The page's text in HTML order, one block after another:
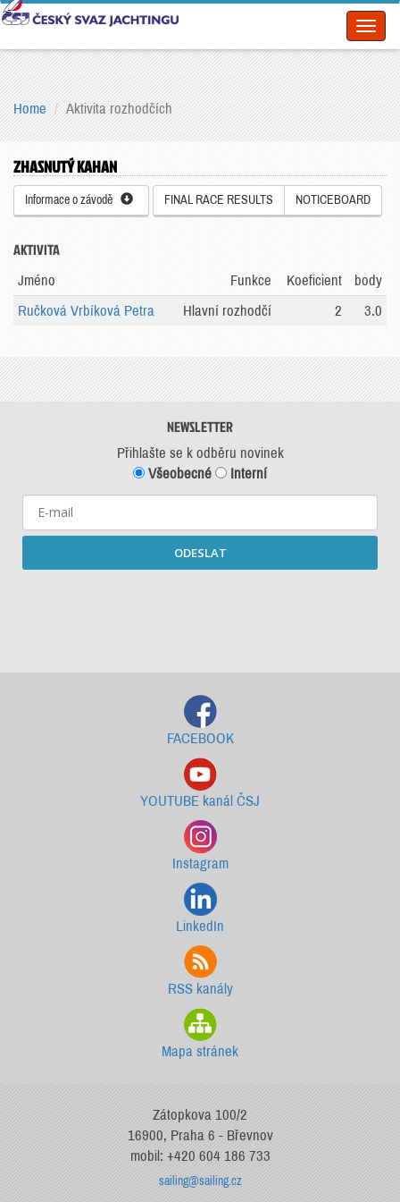
Home Aktivita rozhodčích
ZHASNUTÝ KAHAN
Informace o závodě FINAL RACE RESULTS NOTICEBOARD
AKTIVITA
Jméno Funkce Koeficient
body
Ručková Vrbíková Petra
Hlavní rozhodčí 2 3.0
NEWSLETTER
Přihlašte se k odběru novinek
Všeobecné
Interní
ODESLAT
FACEBOOK
YOUTUBE kanál ČSJ
Instagram
LinkedIn
RSS kanály
Mapa stránek
Zátopkova 100/2
16900, Praha 6 - Břevnov
mobil: +420 604 186 733
sailing@sailing.cz